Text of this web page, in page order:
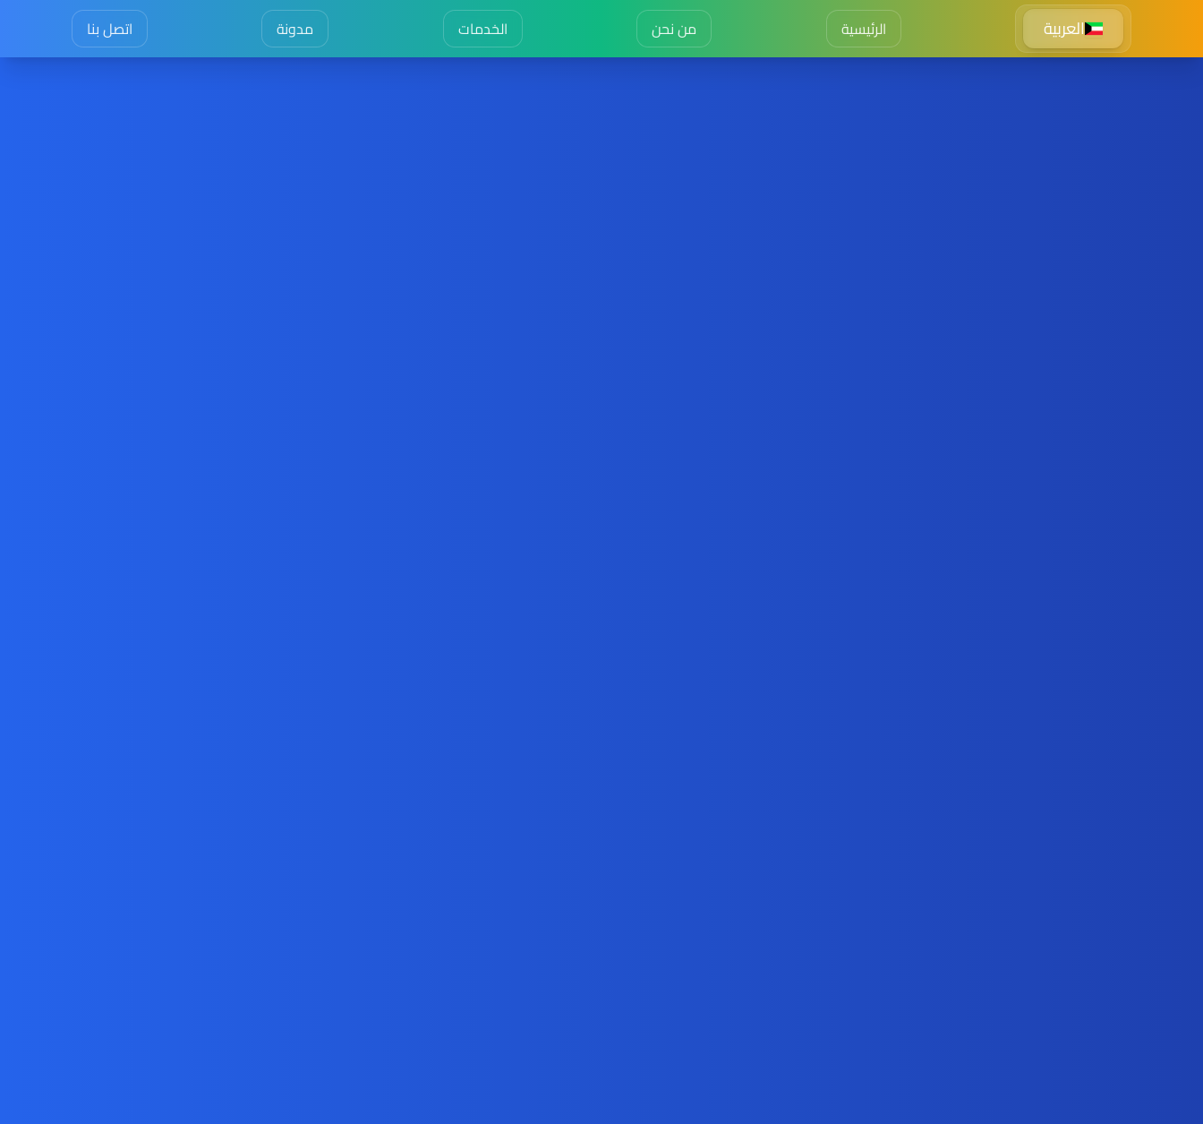
العربية الرئيسية من نحن الخدمات مدونة اتصل بنا